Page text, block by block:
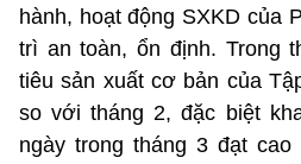
hành, hoạt động SXKD của
trì an toàn, ổn định. Trong
tiêu sản xuất cơ bản của
so với tháng 2, đặc biệt
ngày trong tháng 3 đạt